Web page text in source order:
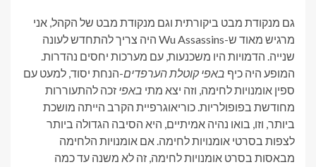
גם מנקודת מבט ביקורתית וגם מנקודת מבט של הקהל, אני
מרגיש מאוד ש-Wu Assassins היה צריך להתחדש לעונה
שנייה. הדמויות היו משכנעות, עם מערכות יחסים נהדרות.
המופע היה כיף באפי קוטלת הערפדים-הנחת יסוד, למעט עם
ספין אומנויות לחימה, וזה יצא מתי באפי זכה להתעוררות
מחודשת בפופולריות. כוריאוגרפיית הקרב הייתה מושכת
ביותר, וזו, בואו נהיה אמיתיים, היא הסיבה הגדולה ביותר
לצפות בסרטי אומנויות לחימה. אם אומנויות הלחימה
מבאסות בסרט אומנויות לחימה, זה לא משנה עד כמה